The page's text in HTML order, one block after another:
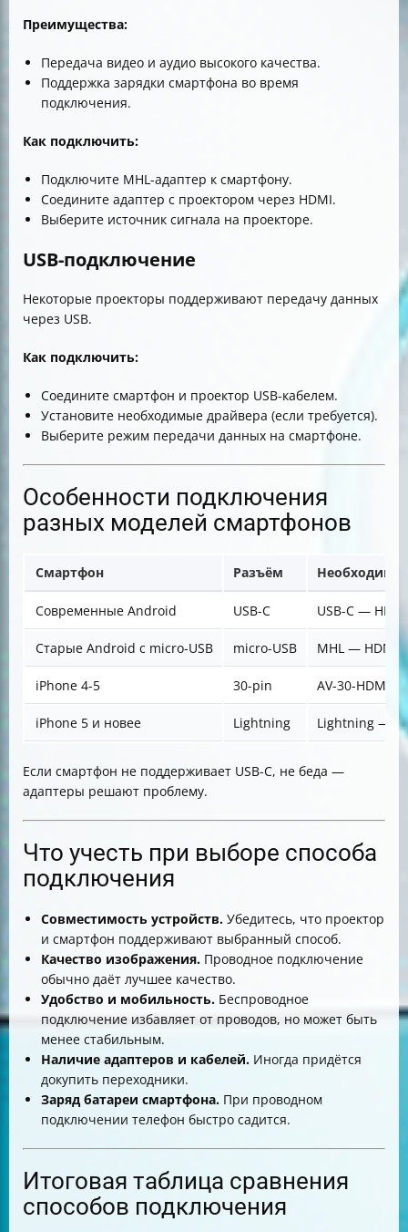
Преимущества:
Передача видео и аудио высокого качества.
Поддержка зарядки смартфона во время
подключения.
Как подключить:
Подключите MHL-адаптер к смартфону.
Соедините адаптер с проектором через HDMI.
Выберите источник сигнала на проекторе.
USB-подключение
Некоторые проекторы поддерживают передачу данных
через USB.
Как подключить:
Соедините смартфон и проектор USB-кабелем.
Установите необходимые драйвера (если требуется).
Выберите режим передачи данных на смартфоне.
Особенности подключения
разных моделей смартфонов
Смартфон Разъём
Современные Android USB-C USB-C — HDMI
Старые Android с micro-USB micro-USB MHL — HDMI
iPhone 4-5 30-pin AV-30-HDMI
iPhone 5 и новее Lightning Lightning —
Если смартфон не поддерживает USB-C, не беда —
адаптеры решают проблему.
Что учесть при выборе способа
подключения
Совместимость устройств. Убедитесь, что проектор
и смартфон поддерживают выбранный способ.
Качество изображения. Проводное подключение
обычно даёт лучшее качество.
Удобство и мобильность. Беспроводное
подключение избавляет от проводов, но может быть
менее стабильным.
Наличие адаптеров и кабелей. Иногда придётся
докупить переходники.
Заряд батареи смартфона. При проводном
подключении телефон быстро садится.
Итоговая таблица сравнения
способов подключения